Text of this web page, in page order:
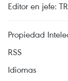
Editor en jefe:
Propiedad
RSS
Idiomas